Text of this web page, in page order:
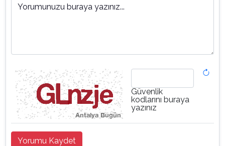
Yorumunuzu buraya yazınız...
Güvenlik
kodlarını buraya
yazınız
Yorumu Kaydet